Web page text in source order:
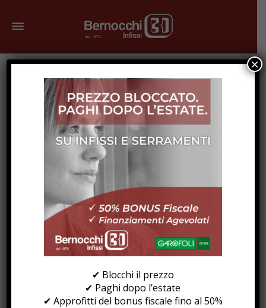
Dicembre 27, 2023
Vivere Al Mare: Scegliere Gli
Infissi Giusti Per La Tua Casa
Il fascino di vivere vicino al mare è indiscutibile, ma porta
con sé sfide uniche, specialmente quando si tratta di
mantenere e proteggere la propria abitazione dalle
condizioni climatiche marine. Una delle scelte più cruciali
in questo contesto riguarda gli infissi.
In questo articolo, vi guideremo attraverso le opzioni
migliori per le vostre case al mare, esaminando i diversi
loro impatto sul valore immobiliare.
✔ Blocchi il prezzo
✔ Paghi dopo l’estate
✔ Approfitti del bonus fiscale fino al 50%
×